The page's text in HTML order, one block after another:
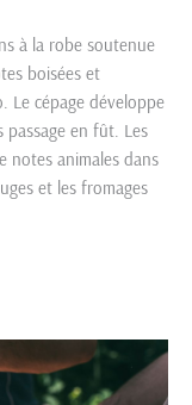
à la robe soutenue
boisées et
Le cépage développe
passage en fût. Les
notes animales dans
et les fromages